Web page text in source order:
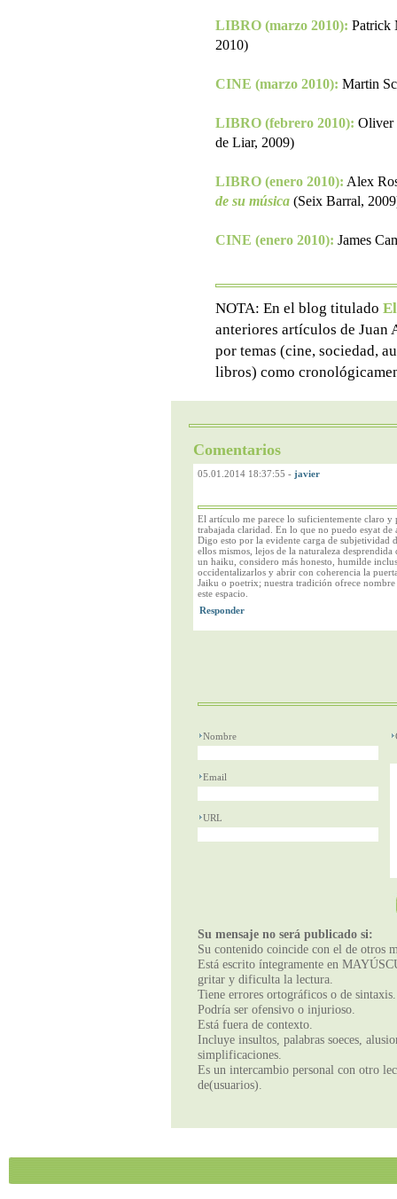
LIBRO (marzo 2010): Patrick
2010)
CINE (marzo 2010): Martin
LIBRO (febrero 2010): Oliver
de Liar, 2009)
LIBRO (enero 2010): Alex
de su música (Seix Barral,
CINE (enero 2010): James
NOTA: En el blog titulado
anteriores artículos de Juan
por temas (cine, sociedad,
libros) como
Comentarios
05.01.2014 18:37:55 - javier
El artículo me parece lo suficientemente claro
trabajada claridad. En lo que no puedo esyat de
Digo esto por la evidente carga de subjetividad
ellos mismos, lejos de la naturaleza
un haiku, considero más honesto, humilde
occidentalizarlos y abrir con coherencia la
Jaiku o poetrix; nuestra tradición ofrece
este espacio.
Nombre
Email
URL
Su mensaje no será publicado si:
Su contenido coincide con el de otros
Está escrito íntegramente en
gritar y dificulta la lectura.
Tiene errores ortográficos o de sintaxis.
Podría ser ofensivo o injurioso.
Está fuera de contexto.
Incluye insultos, palabras soeces,
simplificaciones.
Es un intercambio personal con otro
de(usuarios).